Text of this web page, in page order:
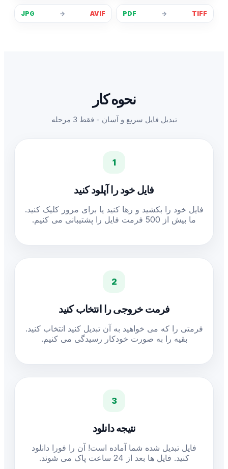
TIFF
→
PDF
AVIF
→
JPG
نحوه کار
تبدیل فایل سریع و آسان - فقط 3 مرحله
1
فایل خود را آپلود کنید
فایل خود را بکشید و رها کنید یا برای مرور کلیک کنید.
ما بیش از 500 فرمت فایل را پشتیبانی می کنیم.
2
فرمت خروجی را انتخاب کنید
فرمتی را که می خواهید به آن تبدیل کنید انتخاب کنید.
بقیه را به صورت خودکار رسیدگی می کنیم.
3
نتیجه دانلود
فایل تبدیل شده شما آماده است! آن را فورا دانلود
کنید. فایل ها بعد از 24 ساعت پاک می شوند.